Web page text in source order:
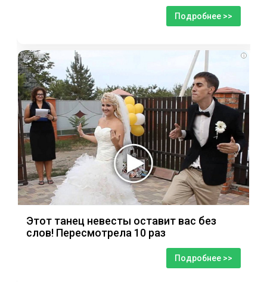
Подробнее >>
i
Этот танец невесты оставит вас без
слов! Пересмотрела 10 раз
Подробнее >>